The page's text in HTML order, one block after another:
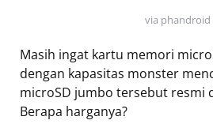
via phandroid
Masih ingat kartu memori
dengan kapasitas monster
microSD jumbo tersebut resmi
Berapa harganya?